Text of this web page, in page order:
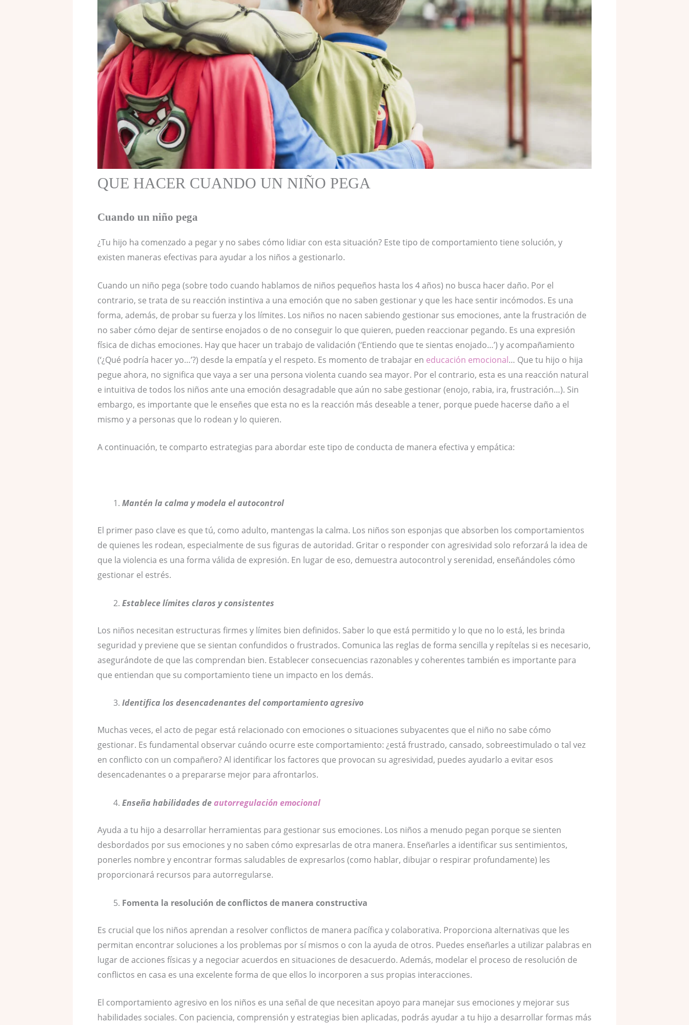
QUE HACER CUANDO UN NIÑO PEGA
Cuando un niño pega
¿Tu hijo ha comenzado a pegar y no sabes cómo lidiar con esta situación? Este tipo de comportamiento tiene solución, y
existen maneras efectivas para ayudar a los niños a gestionarlo.
Cuando un niño pega (sobre todo cuando hablamos de niños pequeños hasta los 4 años) no busca hacer daño. Por el
contrario, se trata de su reacción instintiva a una emoción que no saben gestionar y que les hace sentir incómodos. Es una
forma, además, de probar su fuerza y los límites. Los niños no nacen sabiendo gestionar sus emociones, ante la frustración de
no saber cómo dejar de sentirse enojados o de no conseguir lo que quieren, pueden reaccionar pegando. Es una expresión
física de dichas emociones. Hay que hacer un trabajo de validación (‘Entiendo que te sientas enojado…’) y acompañamiento
(‘¿Qué podría hacer yo…’?) desde la empatía y el respeto. Es momento de trabajar en educación emocional… Que tu hijo o hija
pegue ahora, no significa que vaya a ser una persona violenta cuando sea mayor. Por el contrario, esta es una reacción natural
e intuitiva de todos los niños ante una emoción desagradable que aún no sabe gestionar (enojo, rabia, ira, frustración…). Sin
embargo, es importante que le enseñes que esta no es la reacción más deseable a tener, porque puede hacerse daño a el
mismo y a personas que lo rodean y lo quieren.
A continuación, te comparto estrategias para abordar este tipo de conducta de manera efectiva y empática:
Mantén la calma y modela el autocontrol
El primer paso clave es que tú, como adulto, mantengas la calma. Los niños son esponjas que absorben los comportamientos
de quienes les rodean, especialmente de sus figuras de autoridad. Gritar o responder con agresividad solo reforzará la idea de
que la violencia es una forma válida de expresión. En lugar de eso, demuestra autocontrol y serenidad, enseñándoles cómo
gestionar el estrés.
Establece límites claros y consistentes
Los niños necesitan estructuras firmes y límites bien definidos. Saber lo que está permitido y lo que no lo está, les brinda
seguridad y previene que se sientan confundidos o frustrados. Comunica las reglas de forma sencilla y repítelas si es necesario,
asegurándote de que las comprendan bien. Establecer consecuencias razonables y coherentes también es importante para
que entiendan que su comportamiento tiene un impacto en los demás.
Identifica los desencadenantes del comportamiento agresivo
Muchas veces, el acto de pegar está relacionado con emociones o situaciones subyacentes que el niño no sabe cómo
gestionar. Es fundamental observar cuándo ocurre este comportamiento: ¿está frustrado, cansado, sobreestimulado o tal vez
en conflicto con un compañero? Al identificar los factores que provocan su agresividad, puedes ayudarlo a evitar esos
desencadenantes o a prepararse mejor para afrontarlos.
Enseña habilidades deautorregulación emocional
Ayuda a tu hijo a desarrollar herramientas para gestionar sus emociones. Los niños a menudo pegan porque se sienten
desbordados por sus emociones y no saben cómo expresarlas de otra manera. Enseñarles a identificar sus sentimientos,
ponerles nombre y encontrar formas saludables de expresarlos (como hablar, dibujar o respirar profundamente) les
proporcionará recursos para autorregularse.
Fomenta la resolución de conflictos de manera constructiva
Es crucial que los niños aprendan a resolver conflictos de manera pacífica y colaborativa. Proporciona alternativas que les
permitan encontrar soluciones a los problemas por sí mismos o con la ayuda de otros. Puedes enseñarles a utilizar palabras en
lugar de acciones físicas y a negociar acuerdos en situaciones de desacuerdo. Además, modelar el proceso de resolución de
conflictos en casa es una excelente forma de que ellos lo incorporen a sus propias interacciones.
El comportamiento agresivo en los niños es una señal de que necesitan apoyo para manejar sus emociones y mejorar sus
habilidades sociales. Con paciencia, comprensión y estrategias bien aplicadas, podrás ayudar a tu hijo a desarrollar formas más